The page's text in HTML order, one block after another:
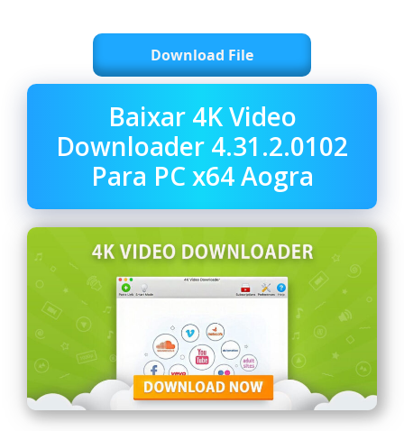
Download File
Baixar 4K Video
Downloader 4.31.2.0102
Para PC x64 Aogra